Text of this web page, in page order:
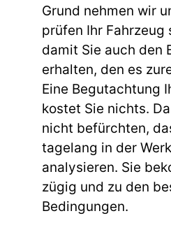
Grund nehmen wir
prüfen Ihr Fahrzeug
damit Sie auch den
erhalten, den es
Eine Begutachtung
kostet Sie nichts.
nicht befürchten,
tagelang in der
analysieren. Sie
zügig und zu den
Bedingungen.